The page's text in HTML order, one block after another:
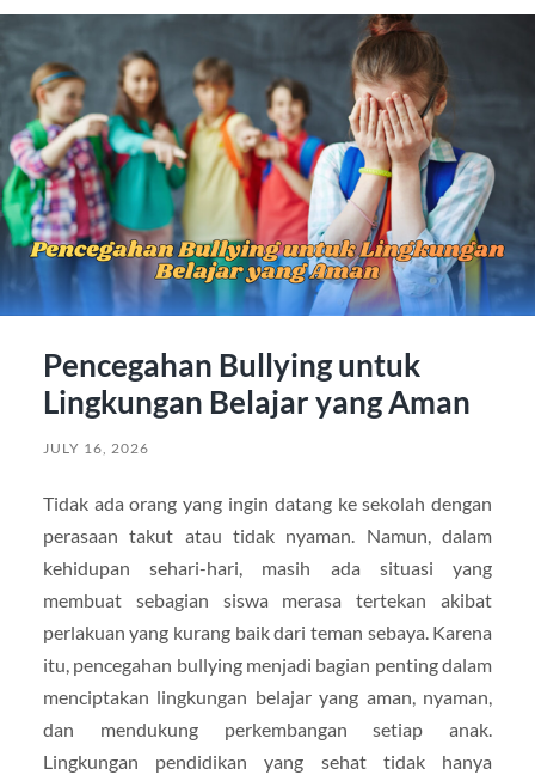
Pencegahan Bullying untuk
Lingkungan Belajar yang Aman
JULY 16, 2026
Tidak ada orang yang ingin datang ke sekolah dengan
perasaan takut atau tidak nyaman. Namun, dalam
kehidupan sehari-hari, masih ada situasi yang
membuat sebagian siswa merasa tertekan akibat
perlakuan yang kurang baik dari teman sebaya. Karena
itu, pencegahan bullying menjadi bagian penting dalam
menciptakan lingkungan belajar yang aman, nyaman,
dan mendukung perkembangan setiap anak.
Lingkungan pendidikan yang sehat tidak hanya